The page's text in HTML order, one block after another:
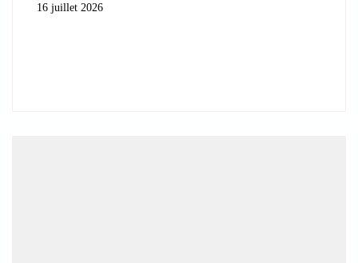
16 juillet 2026